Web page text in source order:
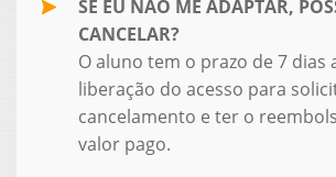
SE EU NÃO ME ADAPTAR,
CANCELAR?
O aluno tem o prazo de 7 dias
liberação do acesso para
cancelamento e ter o
valor pago.